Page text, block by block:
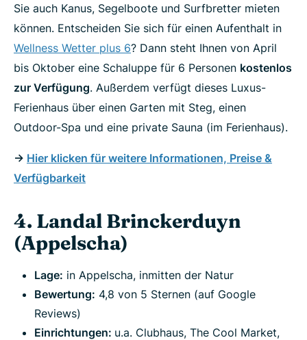
Sie auch Kanus, Segelboote und Surfbretter mieten
können. Entscheiden Sie sich für einen Aufenthalt in
Wellness Wetter plus 6? Dann steht Ihnen von April
bis Oktober eine Schaluppe für 6 Personen kostenlos
zur Verfügung. Außerdem verfügt dieses Luxus-
Ferienhaus über einen Garten mit Steg, einen
Outdoor-Spa und eine private Sauna (im Ferienhaus).
-> Hier klicken für weitere Informationen, Preise &
Verfügbarkeit
4. Landal Brinckerduyn
(Appelscha)
Lage: in Appelscha, inmitten der Natur
Bewertung: 4,8 von 5 Sternen (auf Google
Reviews)
Einrichtungen: u.a. Clubhaus, The Cool Market,